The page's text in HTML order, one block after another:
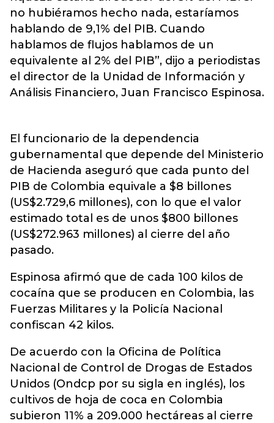
no hubiéramos hecho nada, estaríamos
hablando de 9,1% del PIB. Cuando
hablamos de flujos hablamos de un
equivalente al 2% del PIB”, dijo a periodistas
el director de la Unidad de Información y
Análisis Financiero, Juan Francisco Espinosa.
El funcionario de la dependencia
gubernamental que depende del Ministerio
de Hacienda aseguró que cada punto del
PIB de Colombia equivale a $8 billones
(US$2.729,6 millones), con lo que el valor
estimado total es de unos $800 billones
(US$272.963 millones) al cierre del año
pasado.
Espinosa afirmó que de cada 100 kilos de
cocaína que se producen en Colombia, las
Fuerzas Militares y la Policía Nacional
confiscan 42 kilos.
De acuerdo con la Oficina de Política
Nacional de Control de Drogas de Estados
Unidos (Ondcp por su sigla en inglés), los
cultivos de hoja de coca en Colombia
subieron 11% a 209.000 hectáreas al cierre